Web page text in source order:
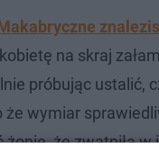
na skraj
próbując ustalić,
że wymiar
że zwątpiła w